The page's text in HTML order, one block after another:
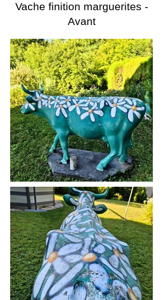
Vache finition marguerites -
Avant